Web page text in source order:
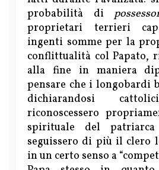
probabilità di
proprietari terrieri
ingenti somme per la
conflittualità col Papato,
alla fine in maniera
pensare che i longobardi
dichiarandosi
riconoscessero
spirituale del
seguissero di più il clero
in un certo senso a